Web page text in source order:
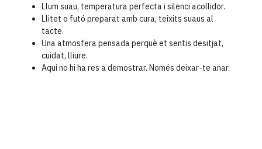
Llum suau, temperatura perfecta i silenci acollidor.
Llitet o futó preparat amb cura, teixits suaus al
tacte.
Una atmosfera pensada perquè et sentis desitjat,
cuidat, lliure.
Aquí no hi ha res a demostrar. Només deixar-te anar.